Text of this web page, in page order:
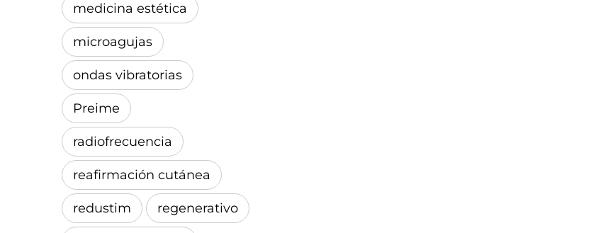
medicina estética
microagujas
ondas vibratorias
Preime
radiofrecuencia
reafirmación cutánea
redustim regenerativo